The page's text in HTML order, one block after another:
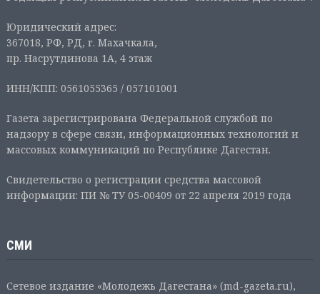
Юридический адрес:
367018, РФ, РД, г. Махачкала,
пр. Насрутдинова 1А, 4 этаж
ИНН/КПП: 0561055365 / 057101001
Газета зарегистрирована Федеральной службой по
надзору в сфере связи, информационных технологий и
массовых коммуникаций по Республике Дагестан.
Свидетельство о регистрации средства массовой
информации: ПИ № ТУ 05-00409 от 22 апреля 2019 года
СМИ
Сетевое издание «Молодежь Дагестана» (md-gazeta.ru),